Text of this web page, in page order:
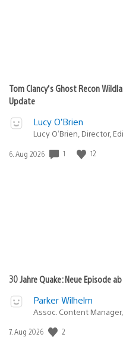
Tom Clancy’s Ghost Recon
Update
Lucy O’Brien
Lucy O’Brien, Director,
Veröffentlichungsdatum:
6. Aug 2026 1 12
30 Jahre Quake: Neue Episode
Parker Wilhelm
Assoc. Content
Veröffentlichungsdatum:
7. Aug 2026 2